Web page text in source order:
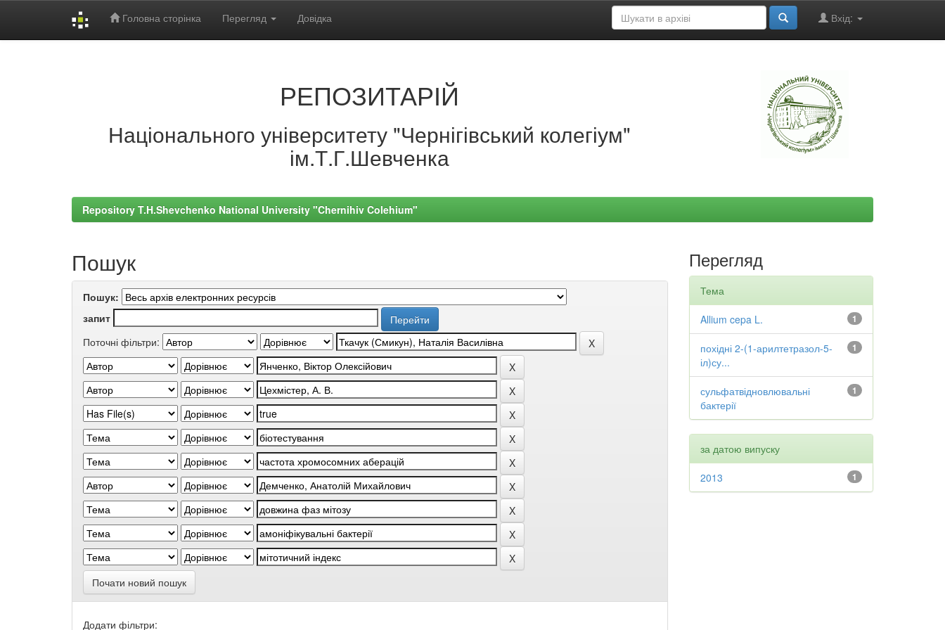
Головна сторінка Перегляд Довідка Вхід:
РЕПОЗИТАРІЙ
Національного університету "Чернігівський колегіум"
ім.Т.Г.Шевченка
Repository T.H.Shevchenko National University "Chernihiv Colehium"
Пошук
Пошук:
запит
Поточні фільтри:
Почати новий пошук
Додати фільтри:
Перегляд
Тема
1
Allium cepa L.
1
похідні 2-(1-арилтетразол-5-
іл)су...
1
сульфатвідновлювальні
бактерії
за датою випуску
1
2013